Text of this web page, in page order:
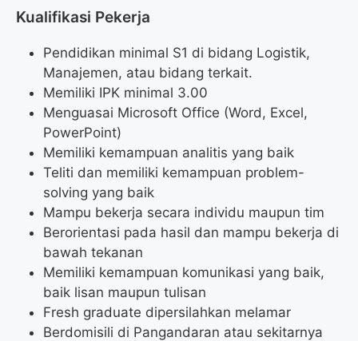
Kualifikasi Pekerja
Pendidikan minimal S1 di bidang Logistik,
Manajemen, atau bidang terkait.
Memiliki IPK minimal 3.00
Menguasai Microsoft Office (Word, Excel,
PowerPoint)
Memiliki kemampuan analitis yang baik
Teliti dan memiliki kemampuan problem-
solving yang baik
Mampu bekerja secara individu maupun tim
Berorientasi pada hasil dan mampu bekerja di
bawah tekanan
Memiliki kemampuan komunikasi yang baik,
baik lisan maupun tulisan
Fresh graduate dipersilahkan melamar
Berdomisili di Pangandaran atau sekitarnya